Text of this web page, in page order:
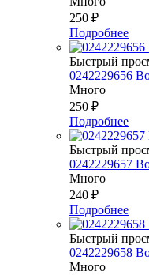
250 ₽
Подробнее
Быстрый
0242229656
Много
250 ₽
Подробнее
Быстрый
0242229657
Много
240 ₽
Подробнее
Быстрый
0242229658
Много